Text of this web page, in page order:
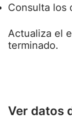
Consulta los
Actualiza el
terminado.
Ver datos